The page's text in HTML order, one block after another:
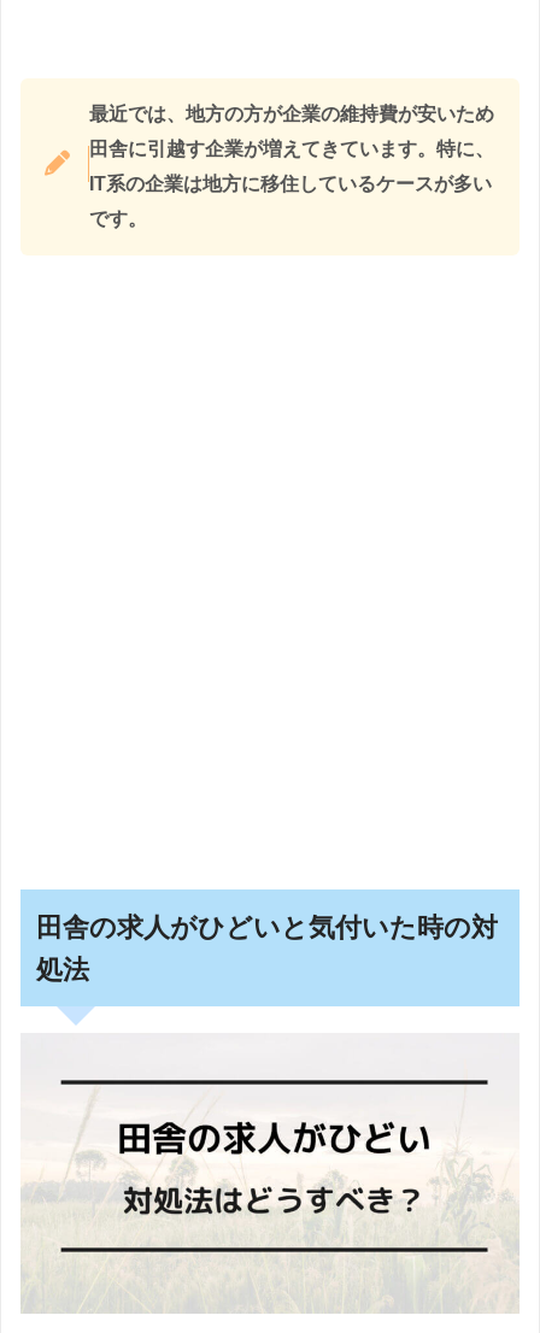
最近では、地方の方が企業の維持費が安いため
田舎に引越す企業が増えてきています。特に、
IT系の企業は地方に移住しているケースが多い
です。
田舎の求人がひどいと気付いた時の対
処法